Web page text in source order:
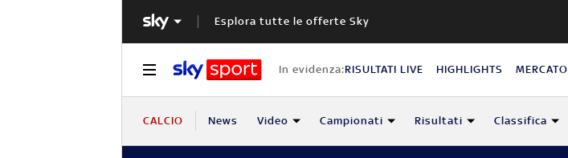
Esplora tutte le offerte Sky
In evidenza:RISULTATI LIVE HIGHLIGHTS MERCATO
CALCIO News Video Campionati Risultati Classifica